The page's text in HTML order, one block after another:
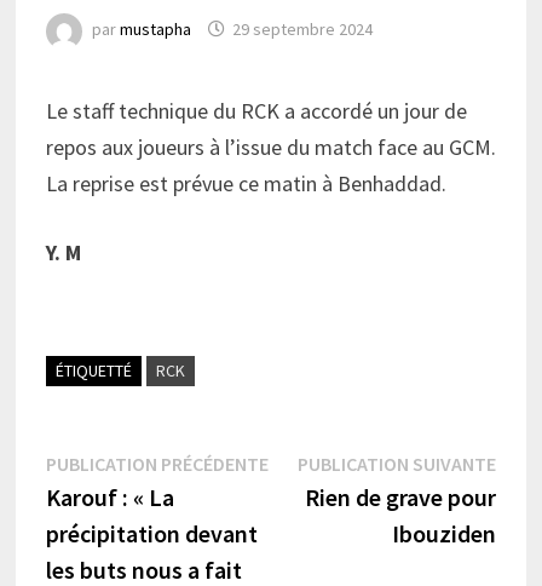
parmustapha 29 septembre 2024
Le staff technique du RCK a accordé un jour de
repos aux joueurs à l’issue du match face au GCM.
La reprise est prévue ce matin à Benhaddad.
Y. M
ÉTIQUETTÉ RCK
Navigation
de
l’article
PUBLICATION PRÉCÉDENTEPublication
précédente :
Karouf : « La
précipitation devant
les buts nous a fait
PUBLICATION SUIVANTE
Rien de grave pour
Ibouziden